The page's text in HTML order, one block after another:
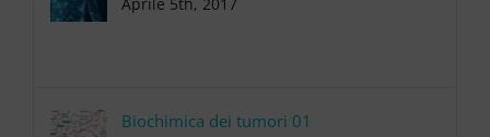
Biochimica dei tumori 01